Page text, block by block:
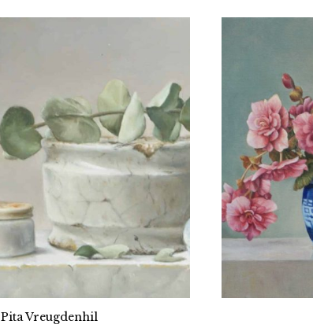
Pita Vreugdenhil